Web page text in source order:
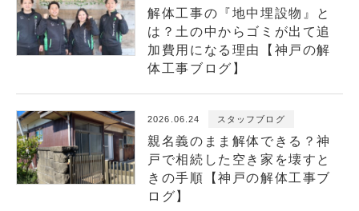
解体工事の『地中埋設物』と
は？土の中からゴミが出て追
加費用になる理由【神戸の解
体工事ブログ】
2026.06.24 スタッフブログ
親名義のまま解体できる？神
戸で相続した空き家を壊すと
きの手順【神戸の解体工事ブ
ログ】